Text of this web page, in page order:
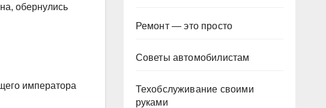
обернулись
императора
Ремонт — это просто
Советы автомобилистам
Техобслуживание своими
руками